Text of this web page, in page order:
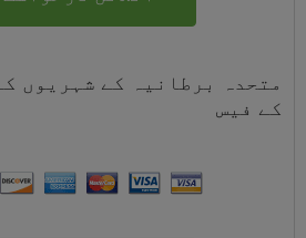
متحدہ برطانیہ کے شہریوں
کے فیس